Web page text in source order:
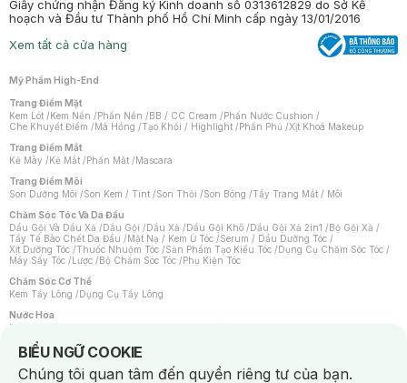
Giấy chứng nhận Đăng ký Kinh doanh số 0313612829 do Sở Kế
hoạch và Đầu tư Thành phố Hồ Chí Minh cấp ngày 13/01/2016
Xem tất cả cửa hàng
Mỹ Phẩm High-End
Trang Điểm Mặt
Kem Lót /Kem Nền /Phấn Nền /BB / CC Cream /Phấn Nước Cushion /
Che Khuyết Điểm /Má Hồng /Tạo Khối / Highlight /Phấn Phủ /Xịt Khoá Makeup
Trang Điểm Mắt
Kẻ Mày /Kẻ Mắt /Phấn Mắt /Mascara
Trang Điểm Môi
Son Dưỡng Môi /Son Kem / Tint /Son Thỏi /Son Bóng /Tẩy Trang Mắt / Môi
Chăm Sóc Tóc Và Da Đầu
Dầu Gội Và Dầu Xả /Dầu Gội /Dầu Xả /Dầu Gội Khô /Dầu Gội Xả 2in1 /Bộ Gội Xả /
Tẩy Tế Bào Chết Da Đầu /Mặt Nạ / Kem Ủ Tóc /Serum / Dầu Dưỡng Tóc /
Xịt Dưỡng Tóc /Thuốc Nhuộm Tóc /Sản Phẩm Tạo Kiểu Tóc /Dụng Cụ Chăm Sóc Tóc /
Máy Sấy Tóc /Lược /Bộ Chăm Sóc Tóc /Phụ Kiện Tóc
Chăm Sóc Cơ Thể
Kem Tẩy Lông /Dụng Cụ Tẩy Lông
Nước Hoa
Nước Hoa Nữ
Chăm Sóc Cá Nhân
Chống Muỗi /Khẩu Trang /Máy Massage/Mặt Nạ Xông Hơi /Nước Rửa Tay/
BIỂU NGỮ COOKIE
Notice about cookies usage
Chúng tôi quan tâm đến quyền riêng tư của bạn.